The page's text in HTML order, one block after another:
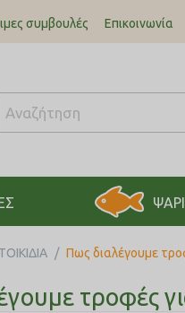
συμβουλές Επικοινωνία
/ Πως διαλέγουμε
τροφές